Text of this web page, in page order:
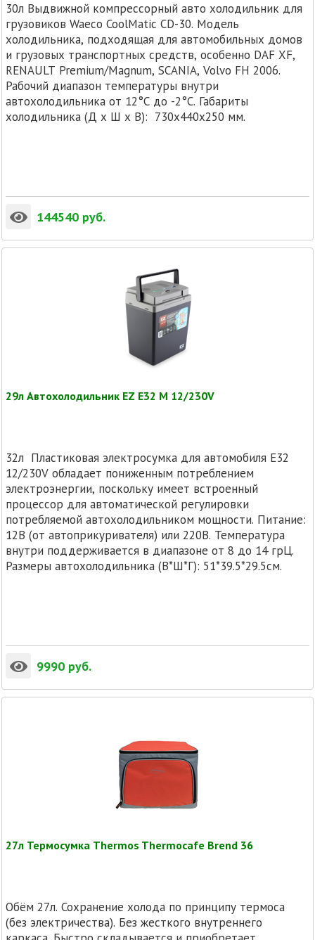
30л Выдвижной компрессорный авто холодильник для
грузовиков Waeco CoolMatic CD-30. Модель
холодильника, подходящая для автомобильных домов
и грузовых транспортных средств, особенно DAF XF,
RENAULT Premium/Magnum, SCANIA, Volvo FH 2006.
Рабочий диапазон температуры внутри
автохолодильника от 12°C до -2°C. Габариты
холодильника (Д х Ш х В): 730x440x250 мм.
144540 руб.
29л Автохолодильник EZ E32 M 12/230V
32л Пластиковая электросумка для автомобиля E32
12/230V обладает пониженным потреблением
электроэнергии, поскольку имеет встроенный
процессор для автоматической регулировки
потребляемой автохолодильником мощности. Питание:
12В (от автоприкуривателя) или 220В. Температура
внутри поддерживается в диапазоне от 8 до 14 грЦ.
Размеры автохолодильника (В*Ш*Г): 51*39.5*29.5см.
9990 руб.
27л Термосумка Thermos Thermocafe Brend 36
Обём 27л. Сохранение холода по принципу термоса
(без электричества). Без жесткого внутреннего